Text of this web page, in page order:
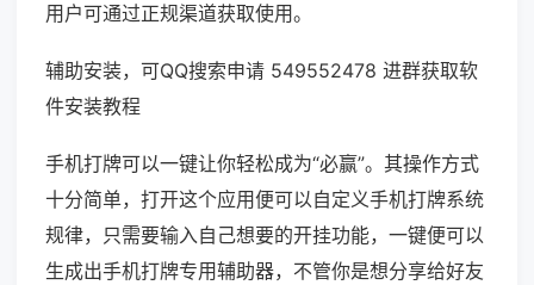
用户可通过正规渠道获取使用。
辅助安装，可QQ搜索申请 549552478 进群获取软
件安装教程
手机打牌可以一键让你轻松成为“必赢”。其操作方式
十分简单，打开这个应用便可以自定义手机打牌系统
规律，只需要输入自己想要的开挂功能，一键便可以
生成出手机打牌专用辅助器，不管你是想分享给好友